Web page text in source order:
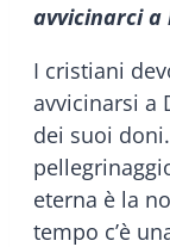
avvicinarci a
I cristiani
avvicinarsi a
dei suoi
eterna è la
tempo c’è